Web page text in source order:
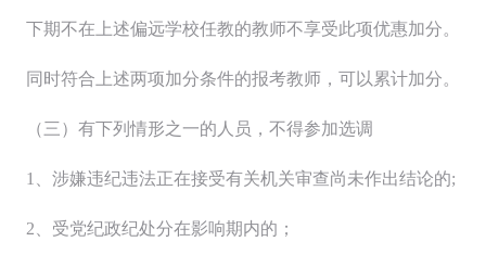
下期不在上述偏远学校任教的教师不享受此项优惠加分。
同时符合上述两项加分条件的报考教师，可以累计加分。
（三）有下列情形之一的人员，不得参加选调
1、涉嫌违纪违法正在接受有关机关审查尚未作出结论的;
2、受党纪政纪处分在影响期内的；